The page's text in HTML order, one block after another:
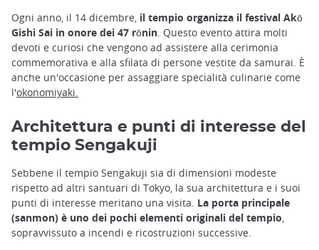
Ogni anno, il 14 dicembre, il tempio organizza il festival Akō
Gishi Sai in onore dei 47 rōnin. Questo evento attira molti
devoti e curiosi che vengono ad assistere alla cerimonia
commemorativa e alla sfilata di persone vestite da samurai. È
anche un'occasione per assaggiare specialità culinarie come
l'okonomiyaki.
Architettura e punti di interesse del
tempio Sengakuji
Sebbene il tempio Sengakuji sia di dimensioni modeste
rispetto ad altri santuari di Tokyo, la sua architettura e i suoi
punti di interesse meritano una visita. La porta principale
(sanmon) è uno dei pochi elementi originali del tempio,
sopravvissuto a incendi e ricostruzioni successive.